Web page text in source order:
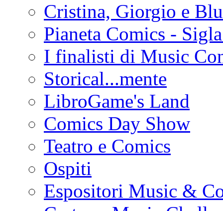
Cristina, Giorgio e
Pianeta Comics -
I finalisti di Music
Storical...mente
LibroGame's Land
Comics Day Show
Teatro e Comics
Ospiti
Espositori Music &